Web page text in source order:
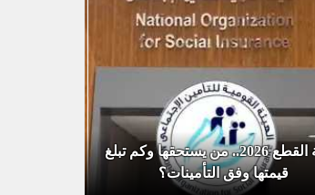
منحة القطع 2026.. من يستحقها وكم تبلغ
قيمتها وفق التأمينات؟